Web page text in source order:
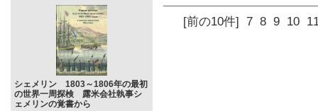
シェメリン 1803～1806年の最初
の世界一周探検 露米会社執事シ
ェメリンの覚書から
[前の10件] 7 8 9 10